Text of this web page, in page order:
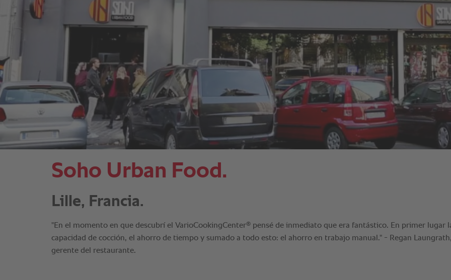
Soho Urban Food.
Lille, Francia.
"En el momento en que descubrí el VarioCookingCenter® pensé de inmediato que era fantástico. En primer lugar
capacidad de cocción, el ahorro de tiempo y sumado a todo esto: el ahorro en trabajo manual." - Regan
gerente del restaurante.